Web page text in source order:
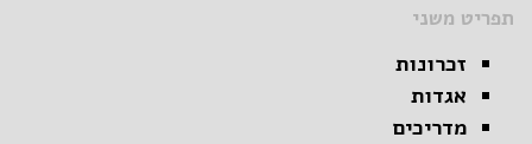
תפריט משני
זכרונות
אגדות
מדריכים